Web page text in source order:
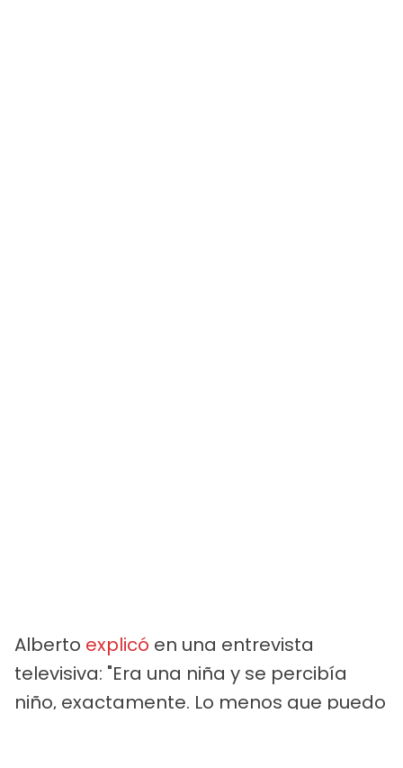
Alberto explicó en una entrevista
televisiva: "Era una niña y se percibía
niño, exactamente. Lo menos que puedo